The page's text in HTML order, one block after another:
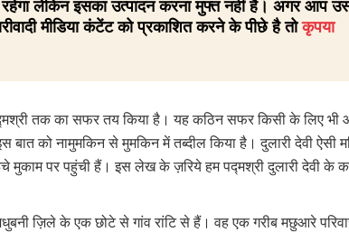
लेकिन इसका उत्पादन करना मुफ्त नहीं है। अगर आप
मीडिया कंटेंट को प्रकाशित करने के पीछे है तोकृपया
तक का सफर तय किया है। यह कठिन सफर किसी के लिए भी
को नामुमकिन से मुमकिन में तब्दील किया है। दुलारी देवी ऐसी
पर पहुंची हैं। इस लेख के ज़रिये हम पद्मश्री दुलारी देवी के
ज़िले के एक छोटे से गांव रांटि से हैं। वह एक गरीब मछुआरे